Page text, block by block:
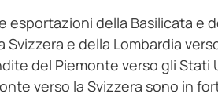
esportazioni della Basilicata e
e della Lombardia
del Piemonte verso gli Stati
verso la Svizzera sono in